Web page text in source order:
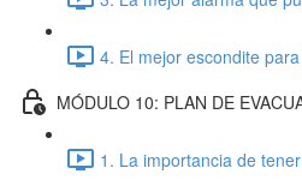
4. El mejor escondite
MÓDULO 10: PLAN DE
1. La importancia de